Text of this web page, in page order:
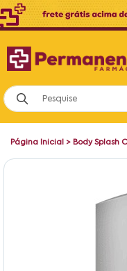
Página Inicial > Body Splash